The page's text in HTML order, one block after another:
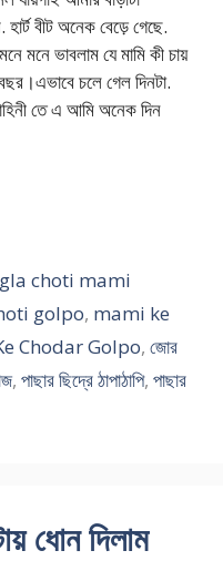
বীট অনেক বেড়ে গেছে.
মনে ভাবলাম যে মামি কী চায়
চলে গেল দিনটা.
তে এ আমি অনেক দিন
choti mami
golpo, mami ke
Chodar Golpo, জোর
, পাছার ছিদ্রে ঠাপাঠাপি, পাছার
ধোন দিলাম